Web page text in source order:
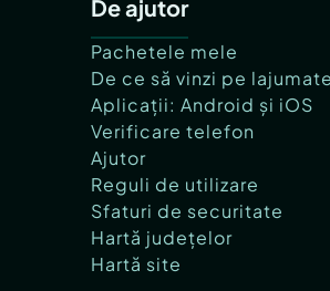
De ajutor
Pachetele mele
De ce să vinzi pe
Aplicații: Android și iOS
Verificare telefon
Ajutor
Reguli de utilizare
Sfaturi de securitate
Hartă județelor
Hartă site